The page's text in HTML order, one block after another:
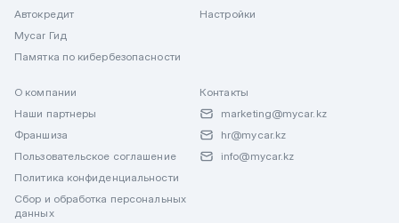
Автокредит
Mycar Гид
Памятка по кибербезопасности
Настройки
О компании
Наши партнеры
Франшиза
Пользовательское соглашение
Политика конфиденциальности
Сбор и обработка персональных
данных
Контакты
marketing@mycar.kz
hr@mycar.kz
info@mycar.kz